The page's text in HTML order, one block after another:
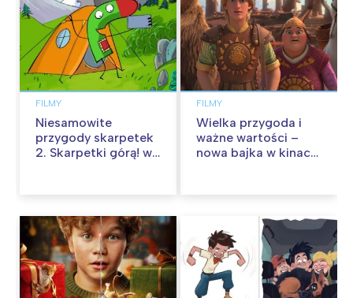
FILMY
Niesamowite
przygody skarpetek
2. Skarpetki górą! w
FILMY
Wielka przygoda i
ważne wartości –
nowa bajka w kinach